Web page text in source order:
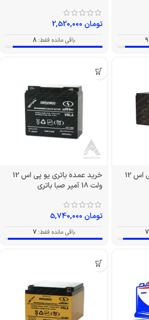
9
تومان
باقی مانده فقط: 8
خرید عمده باتری یو پی اس 12
7
خرید عمده باتری یو پی اس 12
ولت 18 آمپر صبا باتری
تومان
باقی مانده فقط: 7